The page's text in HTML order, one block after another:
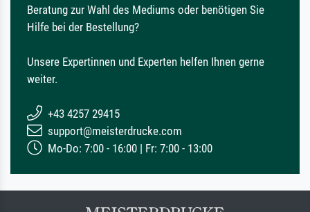
Beratung zur Wahl des Mediums oder benötigen Sie
Hilfe bei der Bestellung?
Unsere Expertinnen und Experten helfen Ihnen gerne
weiter.
+43 4257 29415
support@meisterdrucke.com
Mo-Do: 7:00 - 16:00 | Fr: 7:00 - 13:00